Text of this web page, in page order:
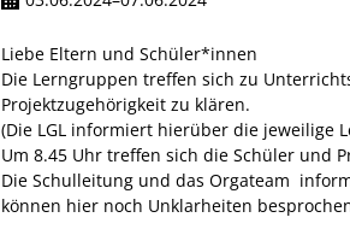
Liebe Eltern und Schüler*innen
Die Lerngruppen treffen sich zu
Projektzugehörigkeit zu klären.
(Die LGL informiert hierüber die jeweilige
Um 8.45 Uhr treffen sich die Schüler und
Die Schulleitung und das Orgateam
können hier noch Unklarheiten